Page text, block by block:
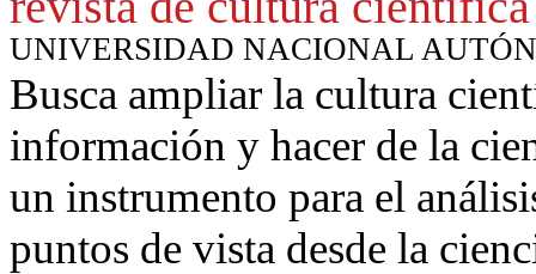
UNIVERSIDAD NACIONAL
Busca ampliar la cultura
información y hacer de la
un instrumento para el
puntos de vista desde la